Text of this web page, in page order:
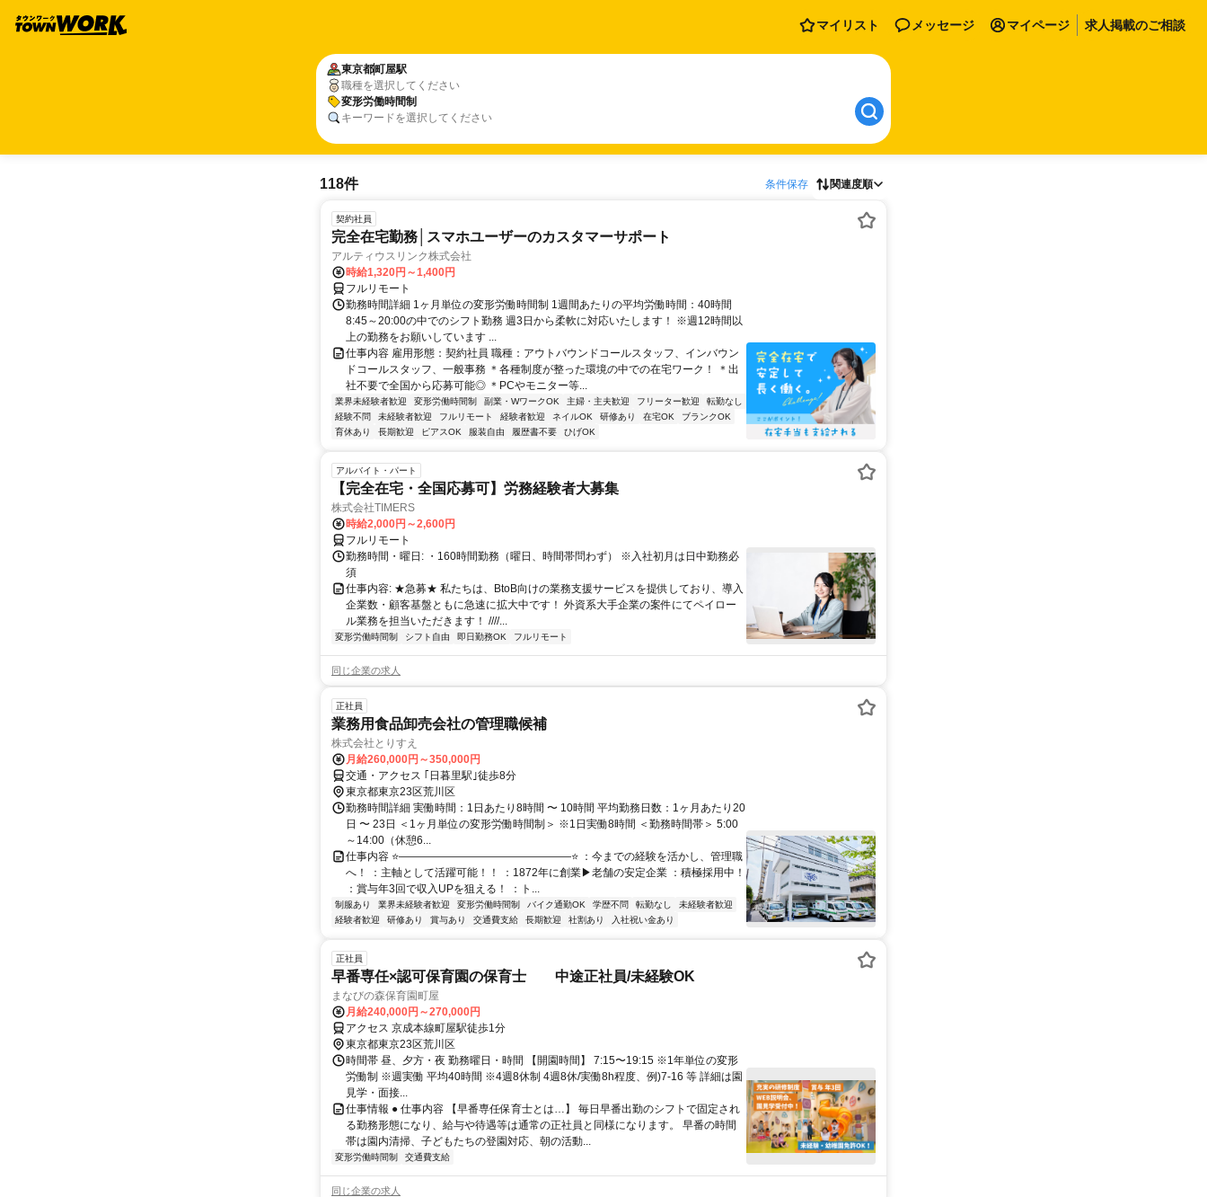
マイリスト メッセージ マイページ 求人掲載のご相談
東京都町屋駅
職種を選択してください
変形労働時間制
キーワードを選択してください
118件 条件保存 関連度順
契約社員
完全在宅勤務│スマホユーザーのカスタマーサポート
アルティウスリンク株式会社
時給1,320円～1,400円
フルリモート
勤務時間詳細 1ヶ月単位の変形労働時間制 1週間あたりの平均労働時間：40時間
8:45～20:00の中でのシフト勤務 週3日から柔軟に対応いたします！ ※週12時間以
上の勤務をお願いしています ...
仕事内容 雇用形態：契約社員 職種：アウトバウンドコールスタッフ、インバウン
ドコールスタッフ、一般事務 ＊各種制度が整った環境の中での在宅ワーク！ ＊出
社不要で全国から応募可能◎ ＊PCやモニター等...
業界未経験者歓迎 変形労働時間制 副業・WワークOK 主婦・主夫歓迎 フリーター歓迎
転勤なし
経験不問
未経験者歓迎 フルリモート 経験者歓迎 ネイルOK 研修あり 在宅OK
ブランクOK
育休あり
長期歓迎 ピアスOK 服装自由 履歴書不要 ひげOK
アルバイト・パート
【完全在宅・全国応募可】労務経験者大募集
株式会社TIMERS
時給2,000円～2,600円
フルリモート
勤務時間・曜日: ・160時間勤務（曜日、時間帯問わず） ※入社初月は日中勤務必
須
仕事内容: ★急募★ 私たちは、BtoB向けの業務支援サービスを提供しており、導入
企業数・顧客基盤ともに急速に拡大中です！ 外資系大手企業の案件にてペイロー
ル業務を担当いただきます！ ////...
変形労働時間制 シフト自由 即日勤務OK フルリモート
同じ企業の求人
正社員
業務用食品卸売会社の管理職候補
株式会社とりすえ
月給260,000円～350,000円
交通・アクセス ｢日暮里駅｣徒歩8分
東京都東京23区荒川区
勤務時間詳細 実働時間：1日あたり8時間 〜 10時間 平均勤務日数：1ヶ月あたり20
日 〜 23日 ＜1ヶ月単位の変形労働時間制＞ ※1日実働8時間 ＜勤務時間帯＞ 5:00
～14:00（休憩6...
仕事内容 ⭐――――――――――――――――⭐ ：今までの経験を活かし、管理職
へ！ ：主軸として活躍可能！！ ：1872年に創業▶老舗の安定企業 ：積極採用中！
：賞与年3回で収入UPを狙える！ ：ト...
制服あり 業界未経験者歓迎 変形労働時間制 バイク通勤OK 学歴不問 転勤なし
未経験者歓迎
経験者歓迎
研修あり 賞与あり 交通費支給 長期歓迎 社割あり 入社祝い金あり
正社員
早番専任×認可保育園の保育士 中途正社員/未経験OK
まなびの森保育園町屋
月給240,000円～270,000円
アクセス 京成本線町屋駅徒歩1分
東京都東京23区荒川区
時間帯 昼、夕方・夜 勤務曜日・時間 【開園時間】 7:15〜19:15 ※1年単位の変形
労働制 ※週実働 平均40時間 ※4週8休制 4週8休/実働8h程度、例)7-16 等 詳細は園
見学・面接...
仕事情報 ● 仕事内容 【早番専任保育士とは…】 毎日早番出勤のシフトで固定され
る勤務形態になり、給与や待遇等は通常の正社員と同様になります。 早番の時間
帯は園内清掃、子どもたちの登園対応、朝の活動...
変形労働時間制 交通費支給
同じ企業の求人